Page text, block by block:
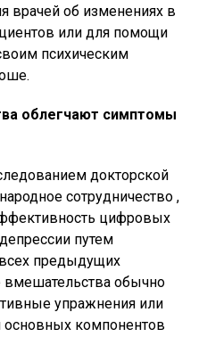
врачей об изменениях в
или для помощи
психическим
облегчают симптомы
докторской
сотрудничество ,
цифровых
путем
предыдущих
обычно
упражнения или
основных компонентов